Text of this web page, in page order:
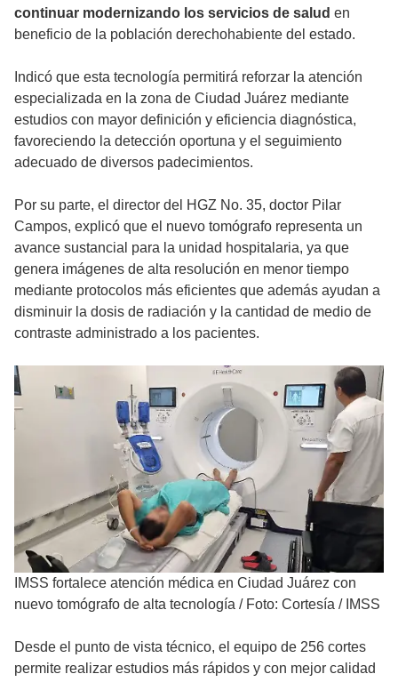
continuar modernizando los servicios de salud en
beneficio de la población derechohabiente del estado.
Indicó que esta tecnología permitirá reforzar la atención
especializada en la zona de Ciudad Juárez mediante
estudios con mayor definición y eficiencia diagnóstica,
favoreciendo la detección oportuna y el seguimiento
adecuado de diversos padecimientos.
Por su parte, el director del HGZ No. 35, doctor Pilar
Campos, explicó que el nuevo tomógrafo representa un
avance sustancial para la unidad hospitalaria, ya que
genera imágenes de alta resolución en menor tiempo
mediante protocolos más eficientes que además ayudan a
disminuir la dosis de radiación y la cantidad de medio de
contraste administrado a los pacientes.
IMSS fortalece atención médica en Ciudad Juárez con
nuevo tomógrafo de alta tecnología / Foto: Cortesía / IMSS
Desde el punto de vista técnico, el equipo de 256 cortes
permite realizar estudios más rápidos y con mejor calidad